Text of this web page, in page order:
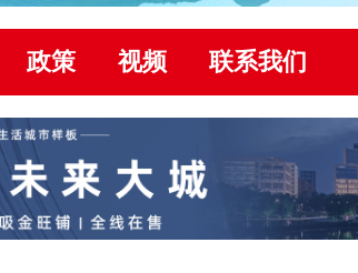
政策 视频 联系我们